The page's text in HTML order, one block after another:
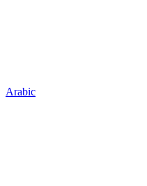
Arabic